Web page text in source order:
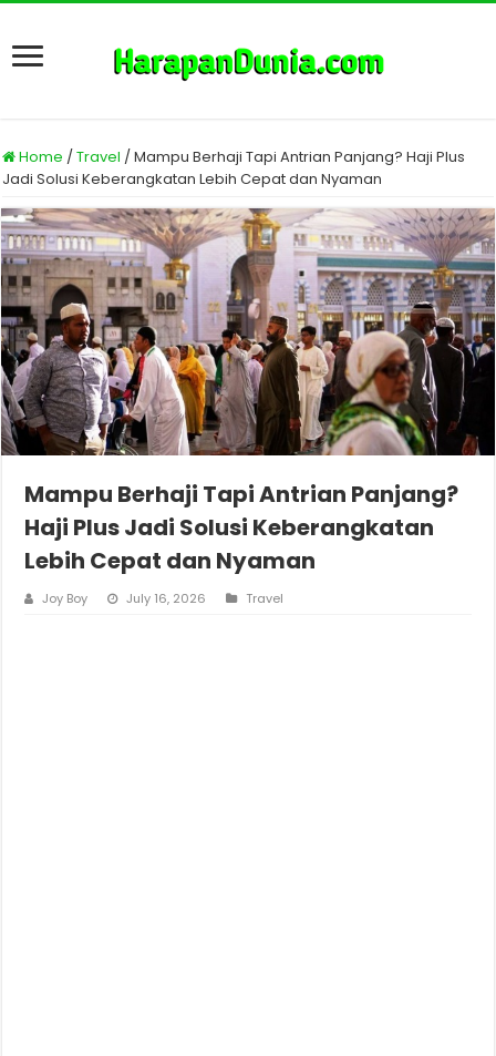
Home /Travel /Mampu Berhaji Tapi Antrian Panjang? Haji Plus
Jadi Solusi Keberangkatan Lebih Cepat dan Nyaman
Mampu Berhaji Tapi Antrian Panjang?
Haji Plus Jadi Solusi Keberangkatan
Lebih Cepat dan Nyaman
Joy Boy July 16, 2026 Travel